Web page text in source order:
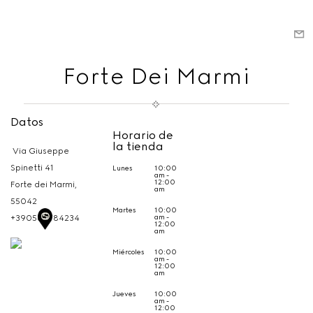
Forte Dei Marmi
Datos
Via Giuseppe
Spinetti 41
Forte dei Marmi,
55042
+390584784234
Horario de
la tienda
Lunes 10:00
am -
12:00
am
Martes 10:00
am -
12:00
am
Miércoles 10:00
am -
12:00
am
Jueves 10:00
am -
12:00